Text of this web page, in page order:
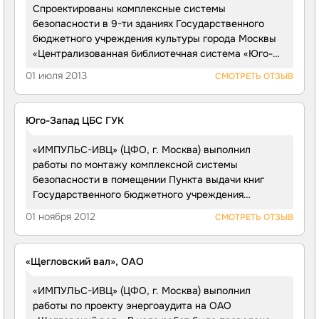
необходимую интенсивность орошения
защищаемых помещений; проведены работы
по монтажу помещения насосной станции;
согласно требованиям установлена задвижка
Ду 150 Ру10 с Электроприводом НА — 05 (ПАО
«Никопольский завод трубопроводной арматуры),
системы
сигнализация 16. Управление дымоудалением
и открыванием дверей 17. Наружное освещение
(подсветка фасадов) 18. Электрообогрев (система
электрообогрева воронок, наружных водостоков,
лотков нагревательными кабелями 19. И другие
750 000 руб.
Спроектированы комплексные системы
безопасности в 9-ти зданиях Государственного
бюджетного учреждения культуры города Москвы
«Централизованная библиотечная система «Юго-
01 июля 2013 СМОТРЕТЬ ОТЗЫВ
Юго-Запад ЦБС ГУК
«ИМПУЛЬС-ИВЦ» (ЦФО, г. Москва) выполнил
работы по монтажу комплексной системы
безопасности в помещении Пункта выдачи книг
Государственного бюджетного учреждения
библиотечная система „Юго-Запад“». В ходе
реализации проекта были выполнены работы,
включающие установку системы охранной
сигнализации, системы телевизионного
видеоконтроля, системы оповещения и управления
эвакуацией людей при пожаре системы
видеодомофонии и контроля доступа с выводом
01 ноября 2012 СМОТРЕТЬ ОТЗЫВ
«Щегловский вал», ОАО
«ИМПУЛЬС-ИВЦ» (ЦФО, г. Москва) выполнил
работы по проекту энергоаудита на ОАО